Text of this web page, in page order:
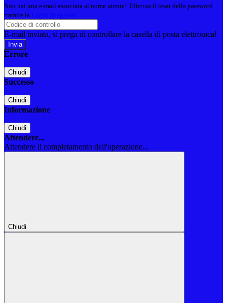
Non hai una e-mail associata al nome utente? Effettua il reset della password
tramite la
E-mail inviata, si prega di controllare la casella di posta elettronica!
Errore
Chiudi
Successo
Chiudi
Informazione
Chiudi
Attendere...
Attendere il completamento dell'operazione...
Chiudi